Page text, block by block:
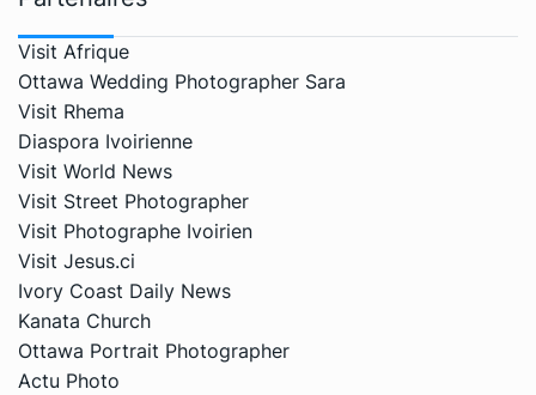
Visit Afrique
Ottawa Wedding Photographer Sara
Visit Rhema
Diaspora Ivoirienne
Visit World News
Visit Street Photographer
Visit Photographe Ivoirien
Visit Jesus.ci
Ivory Coast Daily News
Kanata Church
Ottawa Portrait Photographer
Actu Photo